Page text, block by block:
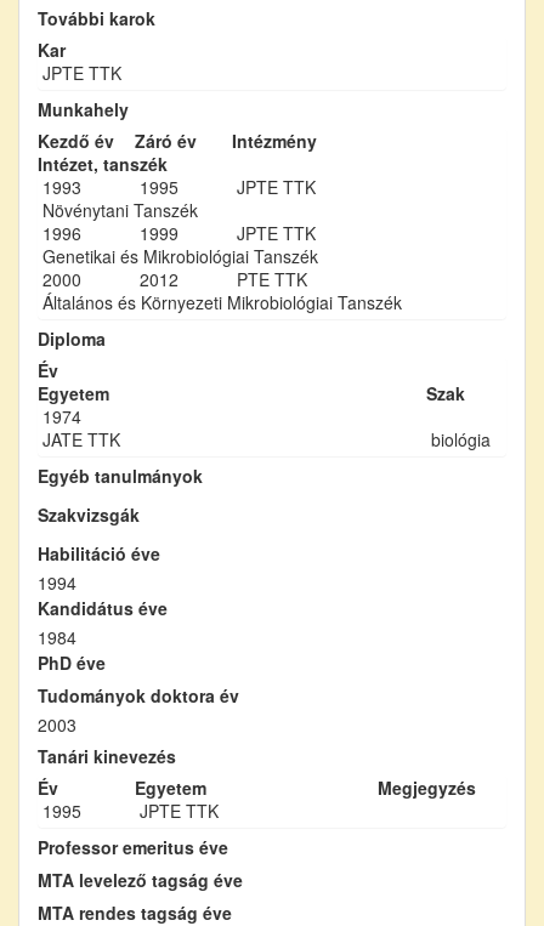
További karok
Kar
JPTE TTK
Munkahely
Kezdő év
Záró év
Intézmény
Intézet, tanszék
1993
1995
JPTE TTK
Növénytani Tanszék
1996
1999
JPTE TTK
Genetikai és Mikrobiológiai Tanszék
2000
2012
PTE TTK
Általános és Környezeti Mikrobiológiai Tanszék
Diploma
Év
Egyetem
Szak
1974
JATE TTK
biológia
Egyéb tanulmányok
Szakvizsgák
Habilitáció éve
1994
Kandidátus éve
1984
PhD éve
Tudományok doktora év
2003
Tanári kinevezés
Év
Egyetem
Megjegyzés
1995
JPTE TTK
Professor emeritus éve
MTA levelező tagság éve
MTA rendes tagság éve